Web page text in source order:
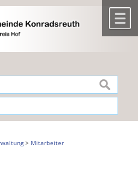
springen.
suchen
> Mitarbeiter